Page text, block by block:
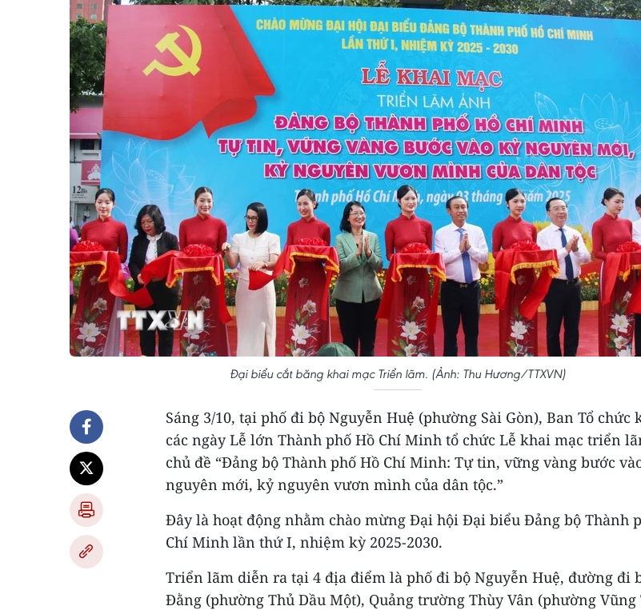
Đại biểu cắt băng khai mạc Triển lãm. (Ảnh: Thu Hương/TTXVN)
Sáng 3/10, tại phố đi bộ Nguyễn Huệ (phường Sài Gòn), Ban Tổ chức
các ngày Lễ lớn Thành phố Hồ Chí Minh tổ chức Lễ khai mạc triển
chủ đề “Đảng bộ Thành phố Hồ Chí Minh: Tự tin, vững vàng bước
nguyên mới, kỷ nguyên vươn mình của dân tộc.”
Đây là hoạt động nhằm chào mừng Đại hội Đại biểu Đảng bộ Thành
Chí Minh lần thứ I, nhiệm kỳ 2025-2030.
Triển lãm diễn ra tại 4 địa điểm là phố đi bộ Nguyễn Huệ, đường đi
Đằng (phường Thủ Dầu Một), Quảng trường Thùy Vân (phường Vũng